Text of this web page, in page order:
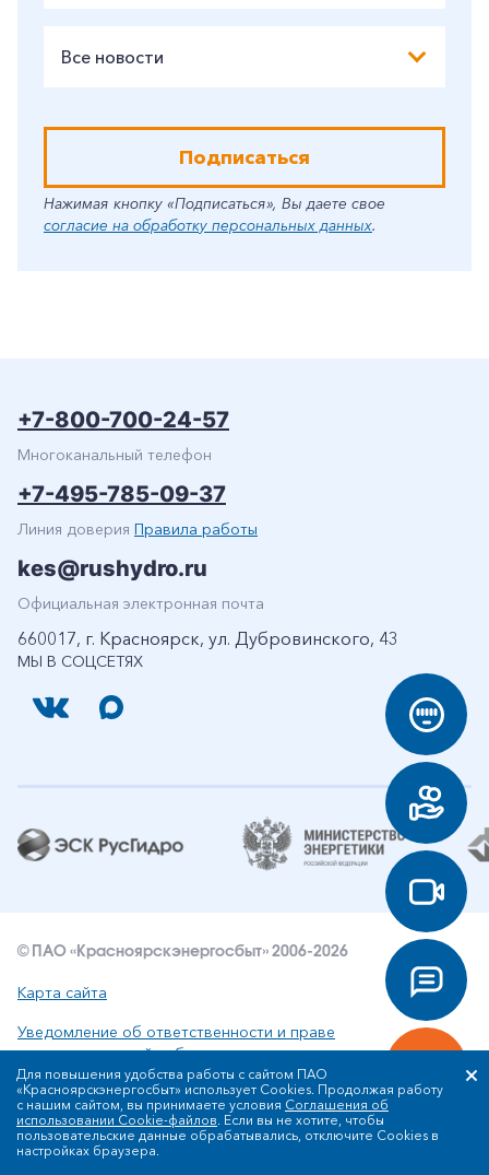
Все новости
Подписаться
Нажимая кнопку «Подписаться», Вы даете свое
согласие на обработку персональных данных.
МЫ В СОЦСЕТЯХ
+7-800-700-24-57
Многоканальный телефон
+7-495-785-09-37
Линия доверия Правила работы
kes@rushydro.ru
Официальная электронная почта
660017, г. Красноярск, ул. Дубровинского, 43
© ПАО «Красноярскэнергосбыт» 2006-2026
Карта сайта
Уведомление об ответственности и праве
интеллектуальной собственности
Политика ПАО «Красноярскэнергосбыт» в отношении
обработки персональных данных
Для повышения удобства работы с сайтом ПАО
«Красноярскэнергосбыт» использует Cookies. Продолжая работу
с нашим сайтом, вы принимаете условия Соглашения об
использовании Cookie-файлов. Если вы не хотите, чтобы
пользовательские данные обрабатывались, отключите Cookies в
настройках браузера.